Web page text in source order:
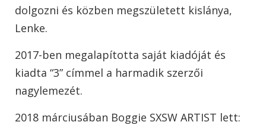
dolgozni és közben megszületett kislánya,
Lenke.
2017-ben megalapította saját kiadóját és
kiadta “3” címmel a harmadik szerzői
nagylemezét.
2018 márciusában Boggie SXSW ARTIST lett: